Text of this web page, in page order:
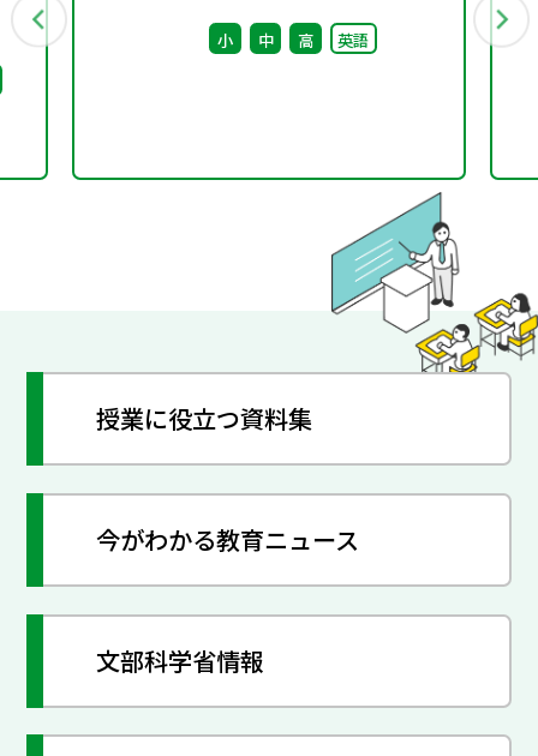
回） 配付資料
小 中 高 英語
授業に役立つ資料集
今がわかる教育ニュース
文部科学省情報